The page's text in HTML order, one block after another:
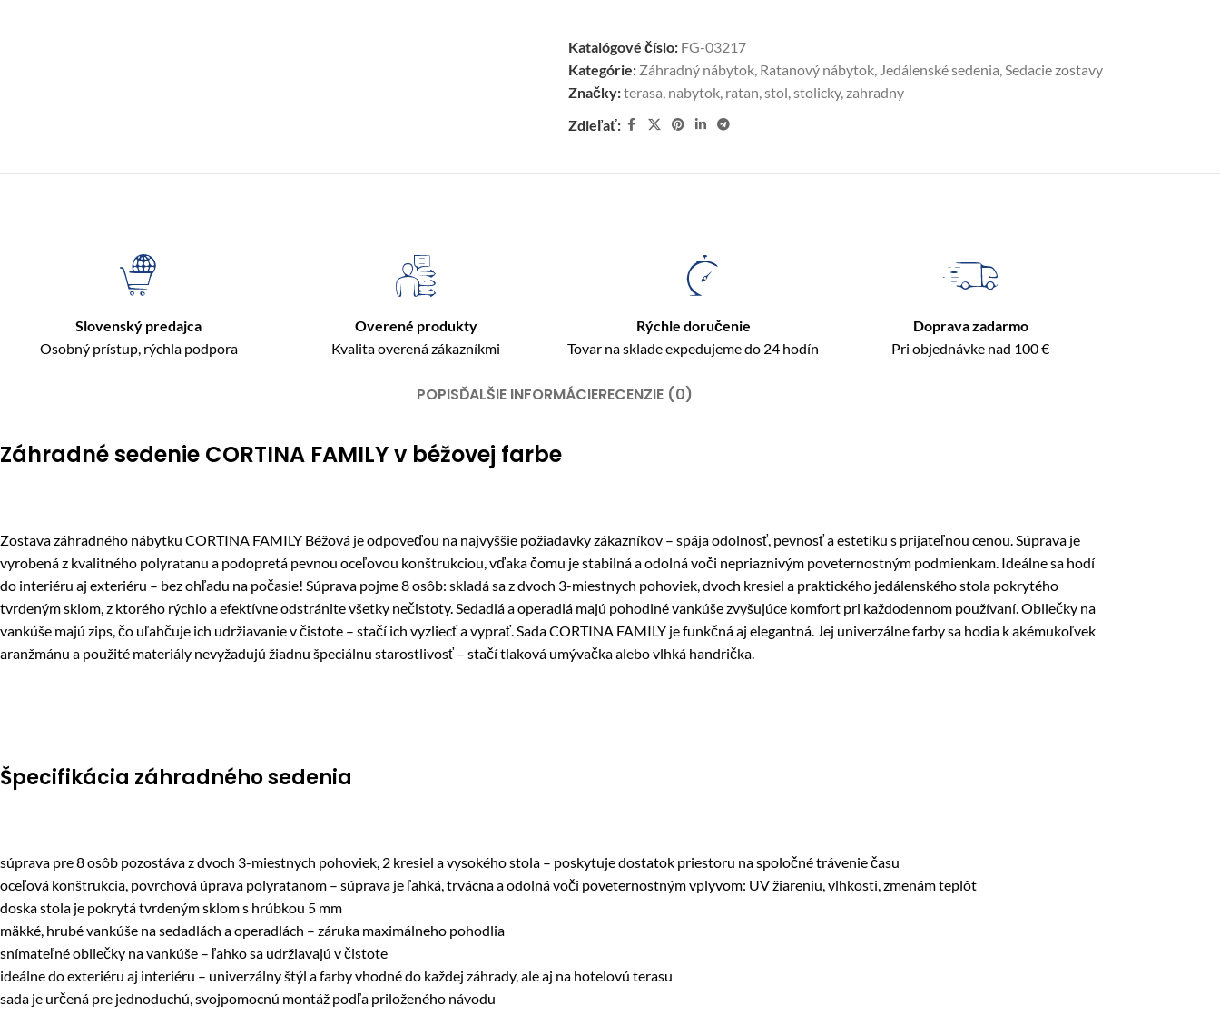
Katalógové číslo: FG-03217
Kategórie: Záhradný nábytok, Ratanový nábytok, Jedálenské sedenia,Sedacie zostavy
Značky:terasa, nabytok, ratan,stol,stolicky,zahradny
Zdieľať:
Slovenský predajca
Osobný prístup, rýchla podpora
Overené produkty
Kvalita overená zákazníkmi
Rýchle doručenie
Tovar na sklade expedujeme do 24 hodín
Doprava zadarmo
Pri objednávke nad 100 €
POPISĎALŠIE INFORMÁCIERECENZIE (0)
Záhradné sedenie CORTINA FAMILY v béžovej farbe
Zostava záhradného nábytku CORTINA FAMILY Béžová je odpoveďou na najvyššie požiadavky zákazníkov – spája odolnosť, pevnosť a estetiku s prijateľnou cenou. Súprava je
vyrobená z kvalitného polyratanu a podopretá pevnou oceľovou konštrukciou, vďaka čomu je stabilná a odolná voči nepriaznivým poveternostným podmienkam. Ideálne sa hodí
do interiéru aj exteriéru – bez ohľadu na počasie! Súprava pojme 8 osôb: skladá sa z dvoch 3-miestnych pohoviek, dvoch kresiel a praktického jedálenského stola pokrytého
tvrdeným sklom, z ktorého rýchlo a efektívne odstránite všetky nečistoty. Sedadlá a operadlá majú pohodlné vankúše zvyšujúce komfort pri každodennom používaní. Obliečky na
vankúše majú zips, čo uľahčuje ich udržiavanie v čistote – stačí ich vyzliecť a vyprať. Sada CORTINA FAMILY je funkčná aj elegantná. Jej univerzálne farby sa hodia k akémukoľvek
aranžmánu a použité materiály nevyžadujú žiadnu špeciálnu starostlivosť – stačí tlaková umývačka alebo vlhká handrička.
Špecifikácia záhradného sedenia
súprava pre 8 osôb pozostáva z dvoch 3-miestnych pohoviek, 2 kresiel a vysokého stola – poskytuje dostatok priestoru na spoločné trávenie času
oceľová konštrukcia, povrchová úprava polyratanom – súprava je ľahká, trvácna a odolná voči poveternostným vplyvom: UV žiareniu, vlhkosti, zmenám teplôt
doska stola je pokrytá tvrdeným sklom s hrúbkou 5 mm
mäkké, hrubé vankúše na sedadlách a operadlách – záruka maximálneho pohodlia
snímateľné obliečky na vankúše – ľahko sa udržiavajú v čistote
ideálne do exteriéru aj interiéru – univerzálny štýl a farby vhodné do každej záhrady, ale aj na hotelovú terasu
sada je určená pre jednoduchú, svojpomocnú montáž podľa priloženého návodu